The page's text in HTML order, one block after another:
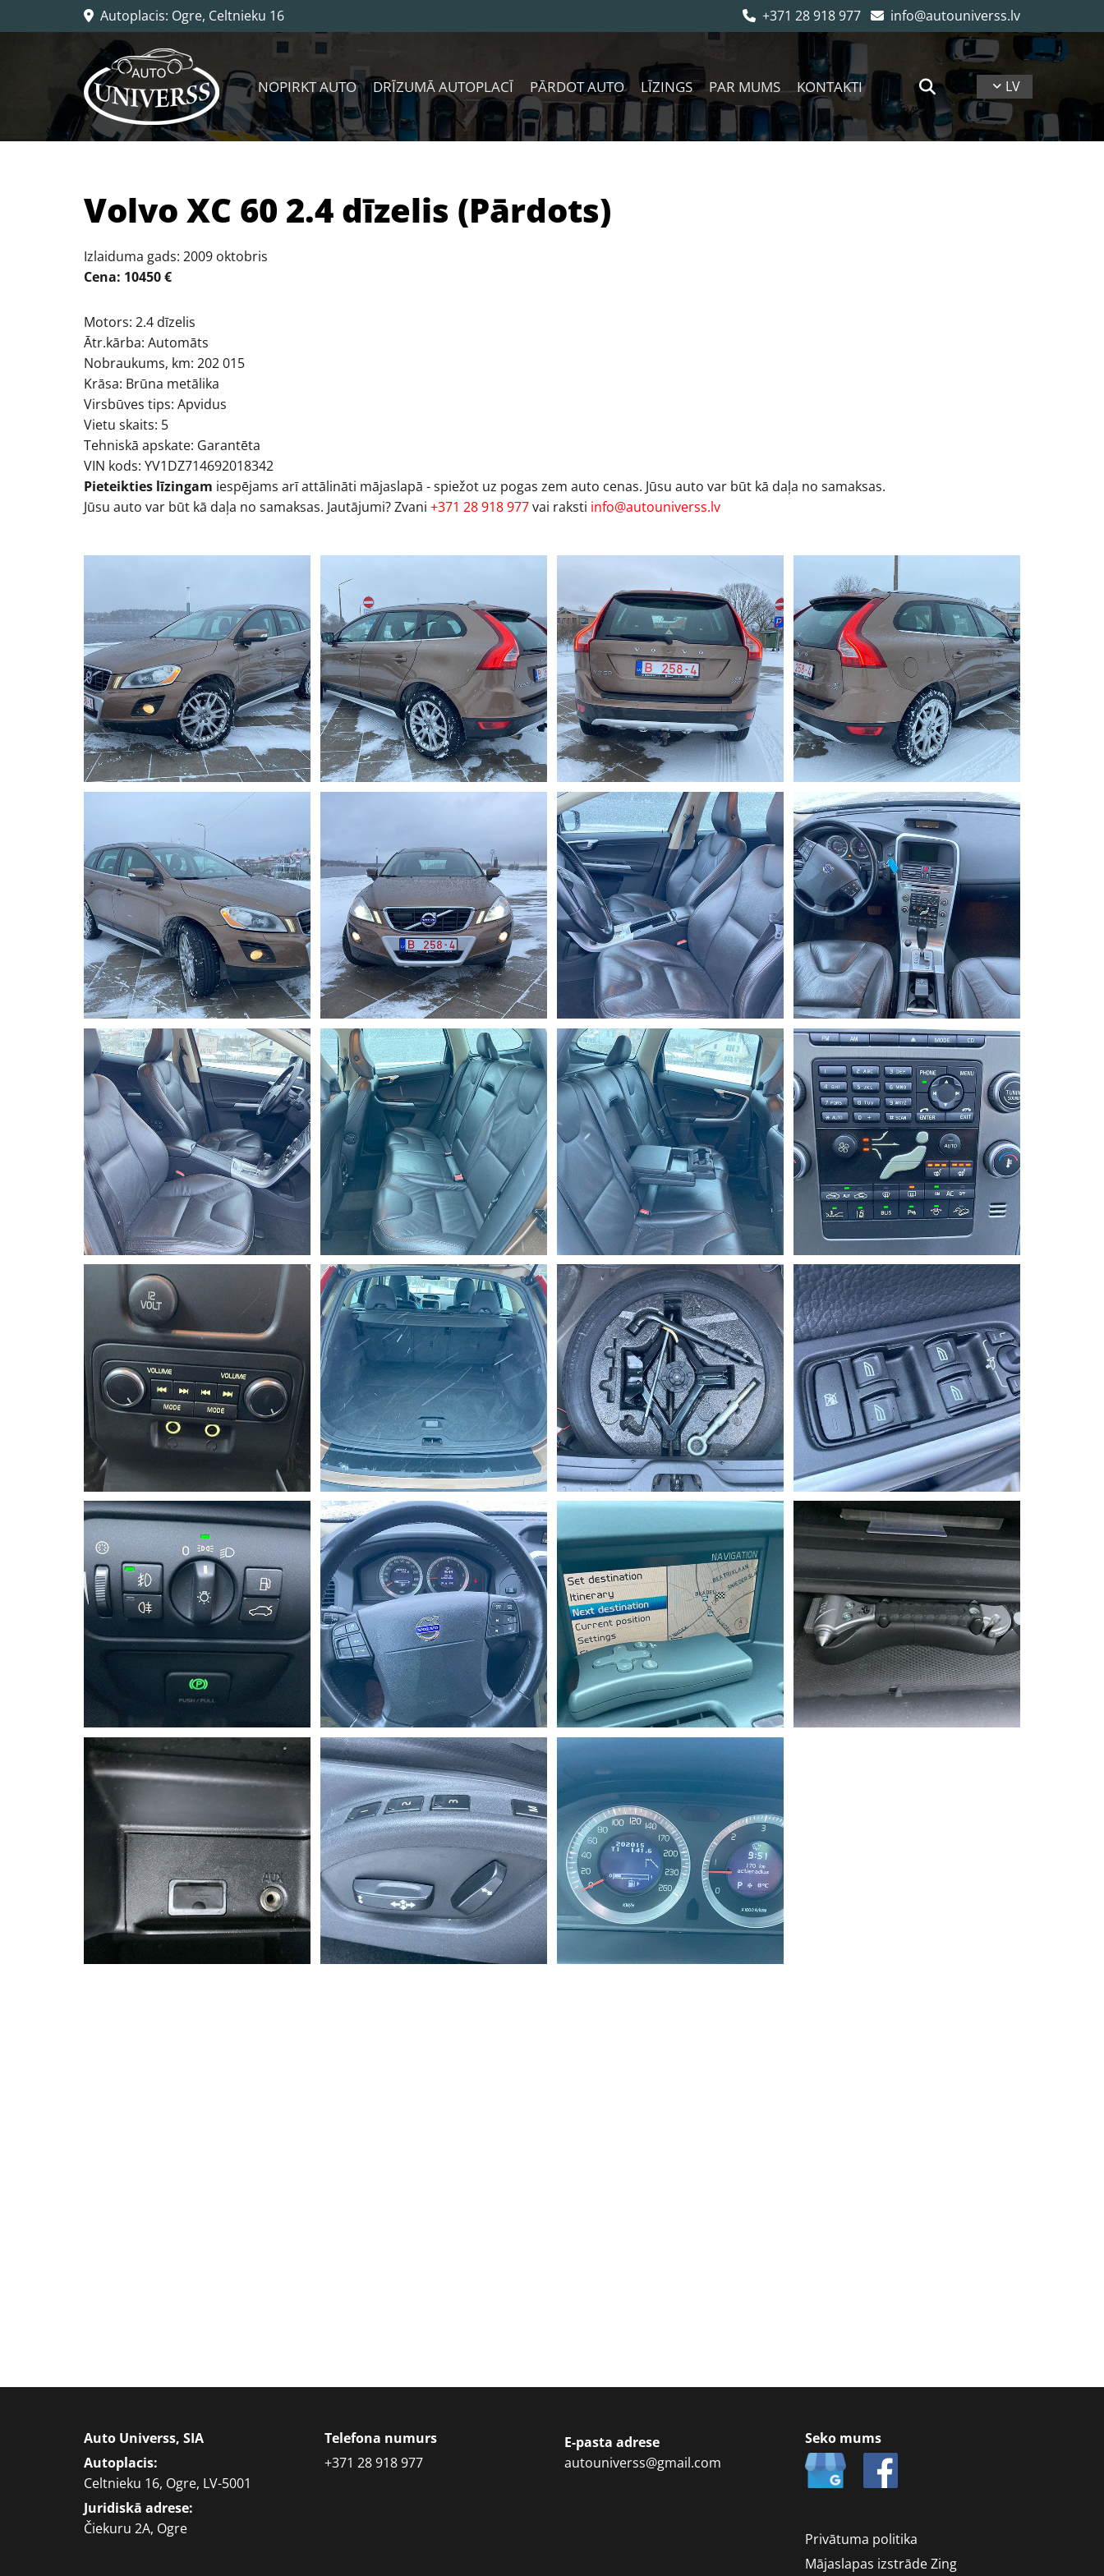
 Autoplacis: Ogre, Celtnieku 16  +371 28 918 977  info@autouniverss.lv
NOPIRKT AUTO DRĪZUMĀ AUTOPLACĪ PĀRDOT AUTO LĪZINGS PAR MUMS KONTAKTI LV
Volvo XC 60 2.4 dīzelis (Pārdots)
Izlaiduma gads: 2009 oktobris
Cena: 10450 €
Motors: 2.4 dīzelis
Ātr.kārba: Automāts
Nobraukums, km: 202 015
Krāsa: Brūna metālika
Virsbūves tips: Apvidus
Vietu skaits: 5
Tehniskā apskate: Garantēta
VIN kods: YV1DZ714692018342
Pieteikties līzingam iespējams arī attālināti mājaslapā - spiežot uz pogas zem auto cenas. Jūsu auto var būt kā daļa no samaksas.
Jūsu auto var būt kā daļa no samaksas. Jautājumi? Zvani +371 28 918 977vai raksti info@autouniverss.lv
Auto Universs, SIA
Autoplacis:
Celtnieku 16, Ogre, LV-5001
Juridiskā adrese:
Čiekuru 2A, Ogre
Telefona numurs
+371 28 918 977
E-pasta adrese
autouniverss@gmail.com
Seko mums
Privātuma politika
Mājaslapas izstrāde Zing